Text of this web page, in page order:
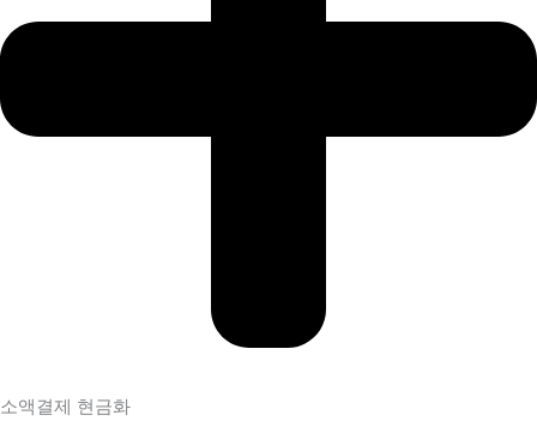
소액결제 현금화